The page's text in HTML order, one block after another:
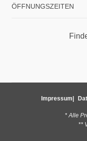
ÖFFNUNGSZEITEN
Impressum
* Alle
**